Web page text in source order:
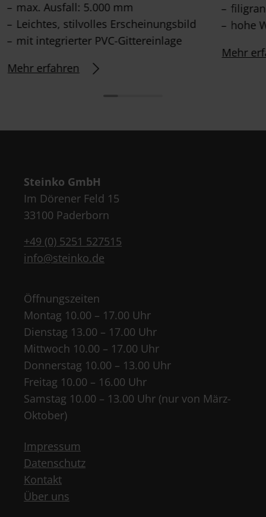
max. Ausfall: 5.000 mm
Leichtes, stilvolles Erscheinungsbild
mit integrierter PVC-Gittereinlage
Mehr erfahren
hohe
Mehr
Steinko GmbH
Im Dörener Feld 15
33100 Paderborn
+49 (0) 5251 527515
info@steinko.de
Öffnungszeiten
Montag 10.00 – 17.00 Uhr
Dienstag 13.00 – 17.00 Uhr
Mittwoch 10.00 – 17.00 Uhr
Donnerstag 10.00 – 13.00 Uhr
Freitag 10.00 – 16.00 Uhr
Samstag 10.00 – 13.00 Uhr (nur von März-
Oktober)
Impressum
Datenschutz
Kontakt
Über uns